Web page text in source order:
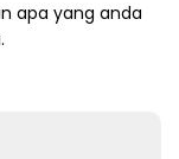
apa yang anda